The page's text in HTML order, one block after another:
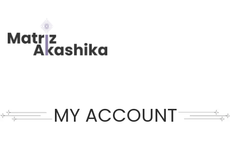
MY ACCOUNT